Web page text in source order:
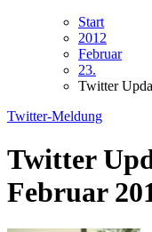
Start
2012
Februar
23.
Twitter
Twitter-Meldung
Twitter
Februar